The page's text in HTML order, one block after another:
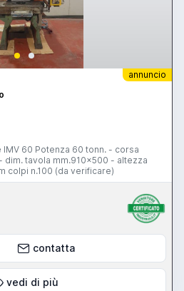
annuncio
- corsa
colpi n.100 (da verificare)
contatta
vedi di più